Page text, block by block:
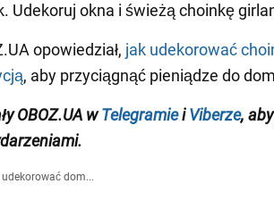
Udekoruj okna i świeżą choinkę
opowiedział, jak udekorować
, aby przyciągnąć pieniądze do
OBOZ.UA wTelegramieiViberze,
.
dom...